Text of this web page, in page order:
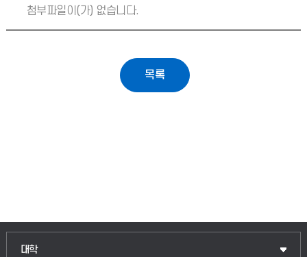
첨부파일이(가) 없습니다.
대학